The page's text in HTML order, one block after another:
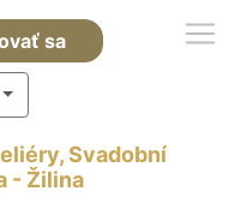
sa
Svadobní
- Žilina